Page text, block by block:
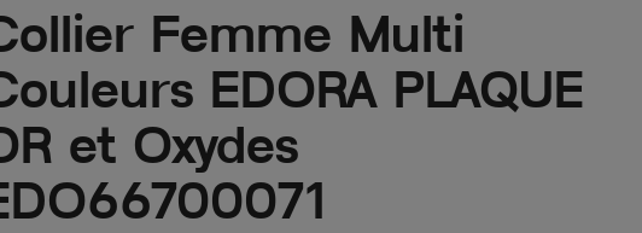
Femme Multi
EDORA PLAQUE
et Oxydes